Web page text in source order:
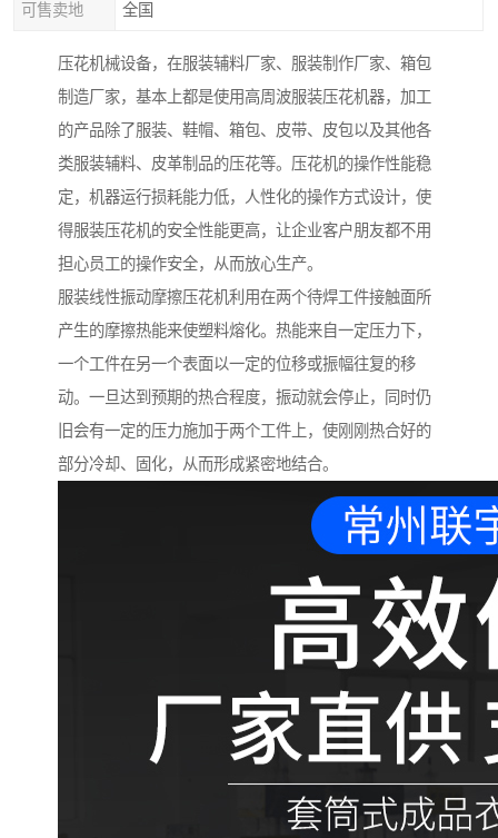
可售卖地 全国
压花机械设备，在服装辅料厂家、服装制作厂家、箱包
制造厂家，基本上都是使用高周波服装压花机器，加工
的产品除了服装、鞋帽、箱包、皮带、皮包以及其他各
类服装辅料、皮革制品的压花等。压花机的操作性能稳
定，机器运行损耗能力低，人性化的操作方式设计，使
得服装压花机的安全性能更高，让企业客户朋友都不用
担心员工的操作安全，从而放心生产。
服装线性振动摩擦压花机利用在两个待焊工件接触面所
产生的摩擦热能来使塑料熔化。热能来自一定压力下，
一个工件在另一个表面以一定的位移或振幅往复的移
动。一旦达到预期的热合程度，振动就会停止，同时仍
旧会有一定的压力施加于两个工件上，使刚刚热合好的
部分冷却、固化，从而形成紧密地结合。